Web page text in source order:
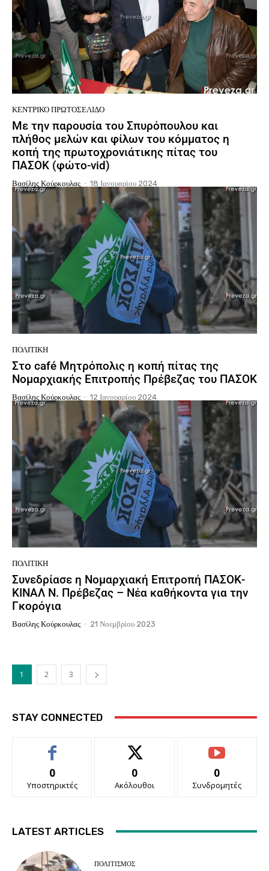
ΚΕΝΤΡΙΚΌ ΠΡΩΤΟΣΈΛΙΔΟ
Με την παρουσία του Σπυρόπουλου και
πλήθος μελών και φίλων του κόμματος η
κοπή της πρωτοχρονιάτικης πίτας του
ΠΑΣΟΚ (φώτο-vid)
Βασίλης Κούρκουλας - 18 Ιανουαρίου 2024
ΠΟΛΙΤΙΚΉ
Στο café Μητρόπολις η κοπή πίτας της
Νομαρχιακής Επιτροπής Πρέβεζας του ΠΑΣΟΚ
Βασίλης Κούρκουλας - 12 Ιανουαρίου 2024
ΠΟΛΙΤΙΚΉ
Συνεδρίασε η Νομαρχιακή Επιτροπή ΠΑΣΟΚ-
ΚΙΝΑΛ Ν. Πρέβεζας – Νέα καθήκοντα για την
Γκορόγια
Βασίλης Κούρκουλας - 21 Νοεμβρίου 2023
1 2 3
STAY CONNECTED
0
Υποστηρικτές
0
Ακόλουθοι
0
Συνδρομητές
LATEST ARTICLES
ΠΟΛΙΤΙΣΜΌΣ